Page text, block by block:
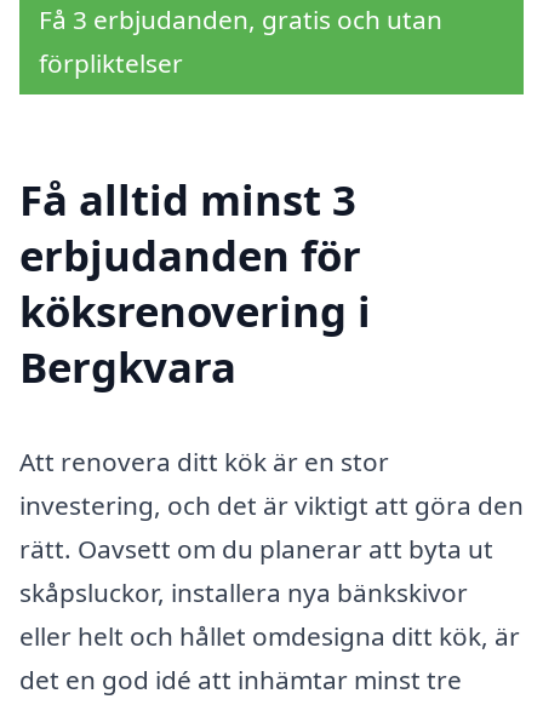
Få 3 erbjudanden, gratis och utan
förpliktelser
Få alltid minst 3
erbjudanden för
köksrenovering i
Bergkvara
Att renovera ditt kök är en stor
investering, och det är viktigt att göra den
rätt. Oavsett om du planerar att byta ut
skåpsluckor, installera nya bänkskivor
eller helt och hållet omdesigna ditt kök, är
det en god idé att inhämtar minst tre